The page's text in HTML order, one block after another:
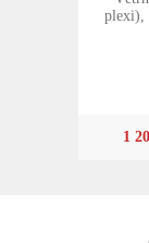
plexi),
1